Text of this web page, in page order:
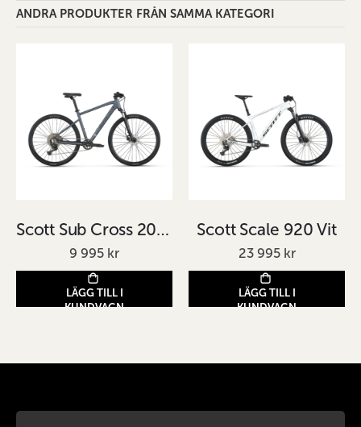
ANDRA PRODUKTER FRÅN SAMMA KATEGORI
Scott Sub Cross 20 Grå
9 995 kr
LÄGG TILL I
KUNDVAGN
Scott Scale 920 Vit
23 995 kr
LÄGG TILL I
KUNDVAGN